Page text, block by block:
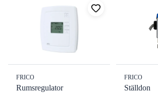
Kompakt storlek för enkel installation.
ST23024 Transformator är det självklara valet
en högpresterande och säker lösning för sina
beställning.
FRICO
Rumsregulator
FRICO
Ställdon